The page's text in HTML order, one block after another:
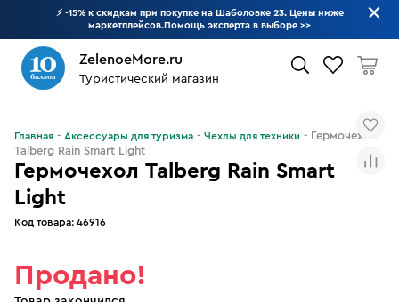
⚡ -15% к скидкам при покупке на Шаболовке 23. Цены ниже
маркетплейсов.Помощь эксперта в выборе >>
ZelenoeMore.ru
Туристический магазин
Гермочехол Talberg Rain Smart
Light
Код товара: 46916
Главная Аксессуары для туризма Чехлы для техники
Гермочехол
Talberg Rain Smart Light
Продано!